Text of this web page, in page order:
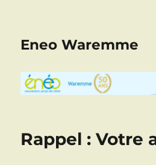
Eneo Waremme
Rappel : Votre